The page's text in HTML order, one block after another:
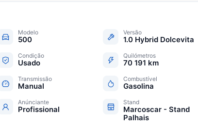
Modelo
500
Versão
1.0 Hybrid Dolcevita
Condição
Usado
Quilómetros
70 191 km
Transmissão
Manual
Combustível
Gasolina
Anúnciante
Profissional
Stand
Marcoscar - Stand
Palhais